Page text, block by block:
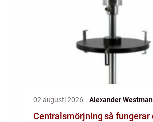
02 augusti 2026 Alexander Westman
Centralsmörjning så fungerar det och